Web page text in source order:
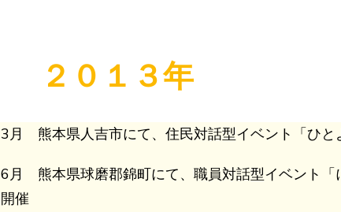
２０１３年
3月 熊本県人吉市にて、住民対話型イベント「ひと
6月 熊本県球磨郡錦町にて、職員対話型イベント「
開催